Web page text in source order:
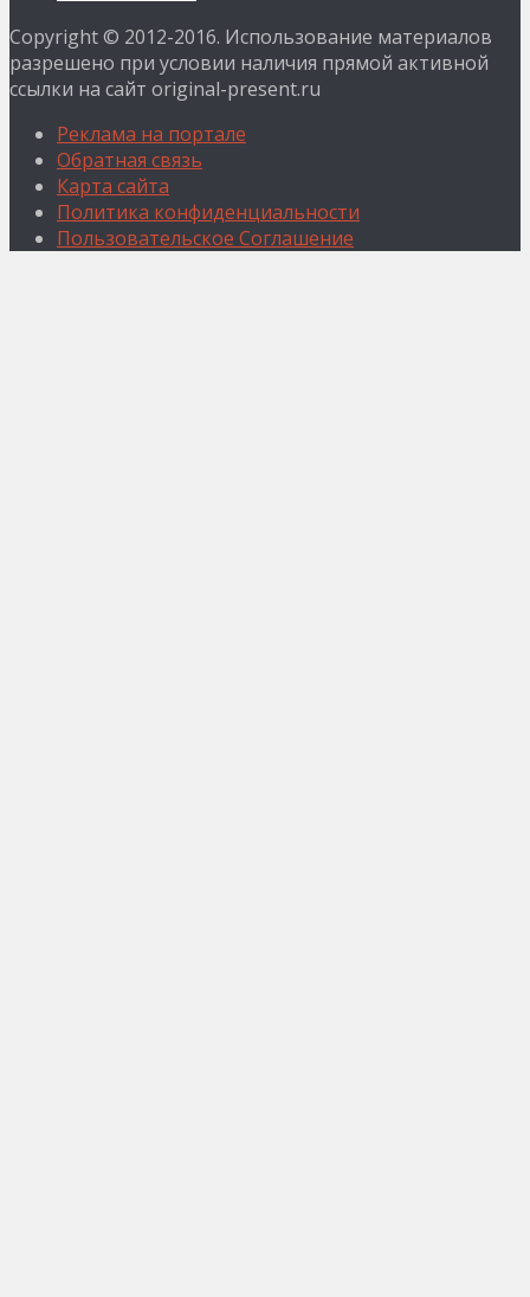
Copyright © 2012-2016. Использование материалов
разрешено при условии наличия прямой активной
ссылки на сайт original-present.ru
Реклама на портале
Обратная связь
Карта сайта
Политика конфиденциальности
Пользовательское Соглашение